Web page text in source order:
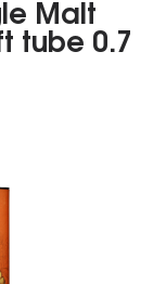
Malt
tube 0.7